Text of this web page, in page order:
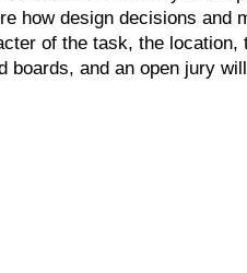
how design decisions and
of the task, the
and an open jury